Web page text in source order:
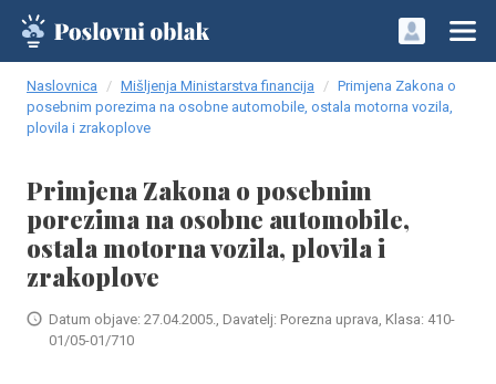
Naslovnica Mišljenja Ministarstva financija
Primjena Zakona o
posebnim porezima na osobne automobile, ostala motorna vozila,
plovila i zrakoplove
Primjena Zakona o posebnim
porezima na osobne automobile,
ostala motorna vozila, plovila i
zrakoplove
Datum objave: 27.04.2005., Davatelj: Porezna uprava, Klasa: 410-
01/05-01/710